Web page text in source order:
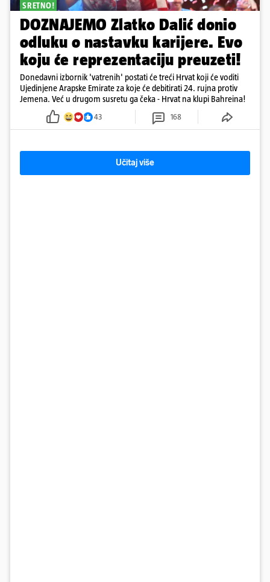
SRETNO!
DOZNAJEMO Zlatko Dalić donio
odluku o nastavku karijere. Evo
koju će reprezentaciju preuzeti!
Donedavni izbornik 'vatrenih' postati će treći Hrvat koji će voditi
Ujedinjene Arapske Emirate za koje će debitirati 24. rujna protiv
Jemena. Već u drugom susretu ga čeka - Hrvat na klupi Bahreina!
43 168
Učitaj više